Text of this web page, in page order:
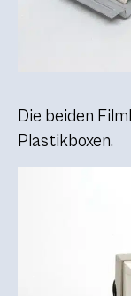
Die beiden
Plastikboxen.